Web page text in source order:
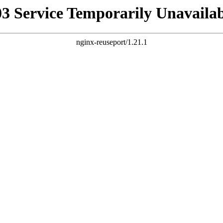
Service Temporarily
nginx-reuseport/1.21.1